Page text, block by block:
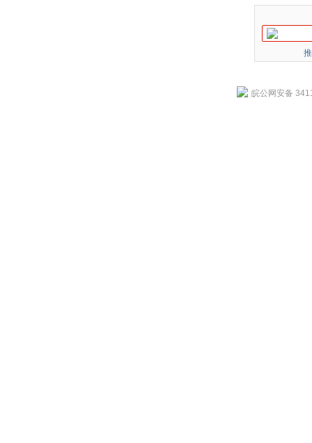
皖公网安备